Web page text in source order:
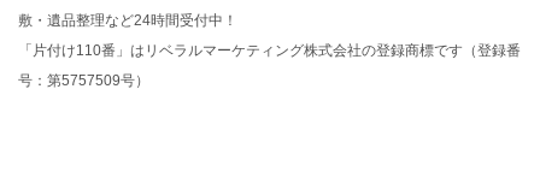
敷・遺品整理など24時間受付中！
「片付け110番」はリベラルマーケティング株式会社の登録商標です（登録番
号：第5757509号）